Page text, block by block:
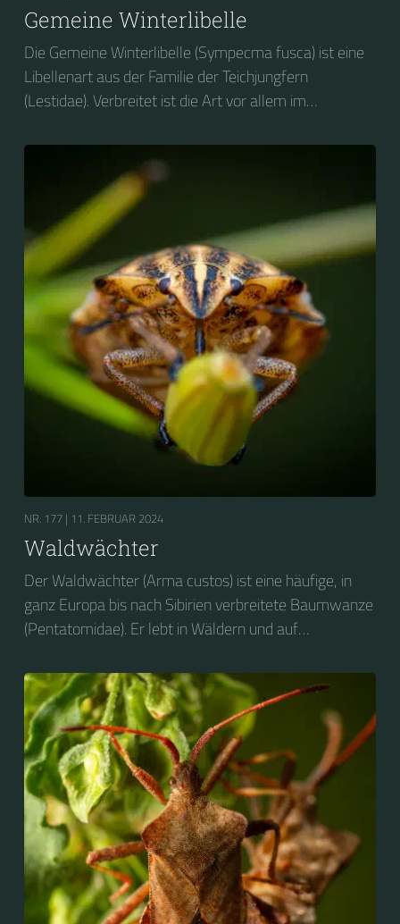
Gemeine Winterlibelle
Die Gemeine Winterlibelle (Sympecma fusca) ist eine
Libellenart aus der Familie der Teichjungfern
(Lestidae). Verbreitet ist die Art vor allem im
Mitteleuropa und östlich bis zum Ural ist die Libelle oft
anzutreffen. Im Gegensatz zu fast allen anderen
Libellenarten überwintert sie als geschlechtsreifes
Fluginsekt (Imago) und nicht als Larve.
NR. 177 | 11. FEBRUAR 2024
Waldwächter
Der Waldwächter (Arma custos) ist eine häufige, in
ganz Europa bis nach Sibirien verbreitete Baumwanze
(Pentatomidae). Er lebt in Wäldern und auf
und Sträuchern.